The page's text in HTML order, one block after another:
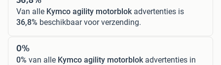
Van alle Kymco agility motorblokadvertenties is
36,8% beschikbaar voor verzending.
0%
0% van alle Kymco agility motorblokadvertenties in